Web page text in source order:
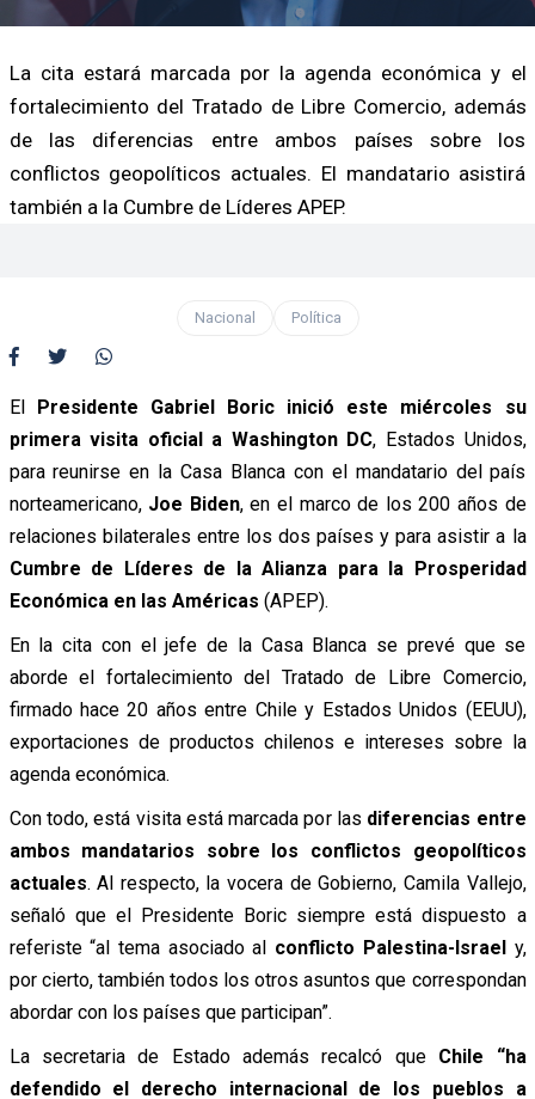
La cita estará marcada por la agenda económica y el
fortalecimiento del Tratado de Libre Comercio, además
de las diferencias entre ambos países sobre los
conflictos geopolíticos actuales. El mandatario asistirá
también a la Cumbre de Líderes APEP.
Nacional Política
El Presidente Gabriel Boric inició este miércoles su
primera visita oficial a Washington DC, Estados Unidos,
para reunirse en la Casa Blanca con el mandatario del país
norteamericano, Joe Biden, en el marco de los 200 años de
relaciones bilaterales entre los dos países y para asistir a la
Cumbre de Líderes de la Alianza para la Prosperidad
Económica en las Américas (APEP).
En la cita con el jefe de la Casa Blanca se prevé que se
aborde el fortalecimiento del Tratado de Libre Comercio,
firmado hace 20 años entre Chile y Estados Unidos (EEUU),
exportaciones de productos chilenos e intereses sobre la
agenda económica.
Con todo, está visita está marcada por las diferencias entre
ambos mandatarios sobre los conflictos geopolíticos
actuales. Al respecto, la vocera de Gobierno, Camila Vallejo,
señaló que el Presidente Boric siempre está dispuesto a
referiste “al tema asociado al conflicto Palestina-Israely,
por cierto, también todos los otros asuntos que correspondan
abordar con los países que participan”.
La secretaria de Estado además recalcó que Chile “ha
defendido el derecho internacional de los pueblos a